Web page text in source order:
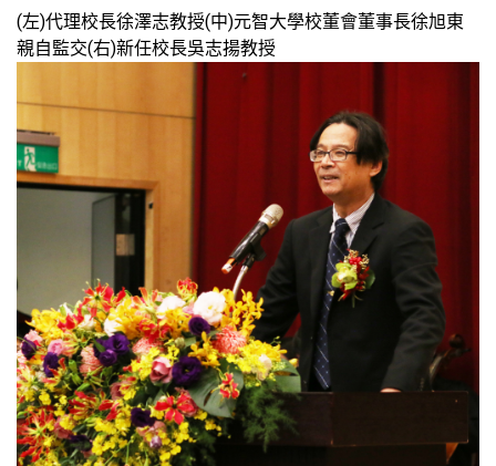
(左)代理校長徐澤志教授(中)元智大學校董會董事長徐旭東
親自監交(右)新任校長吳志揚教授